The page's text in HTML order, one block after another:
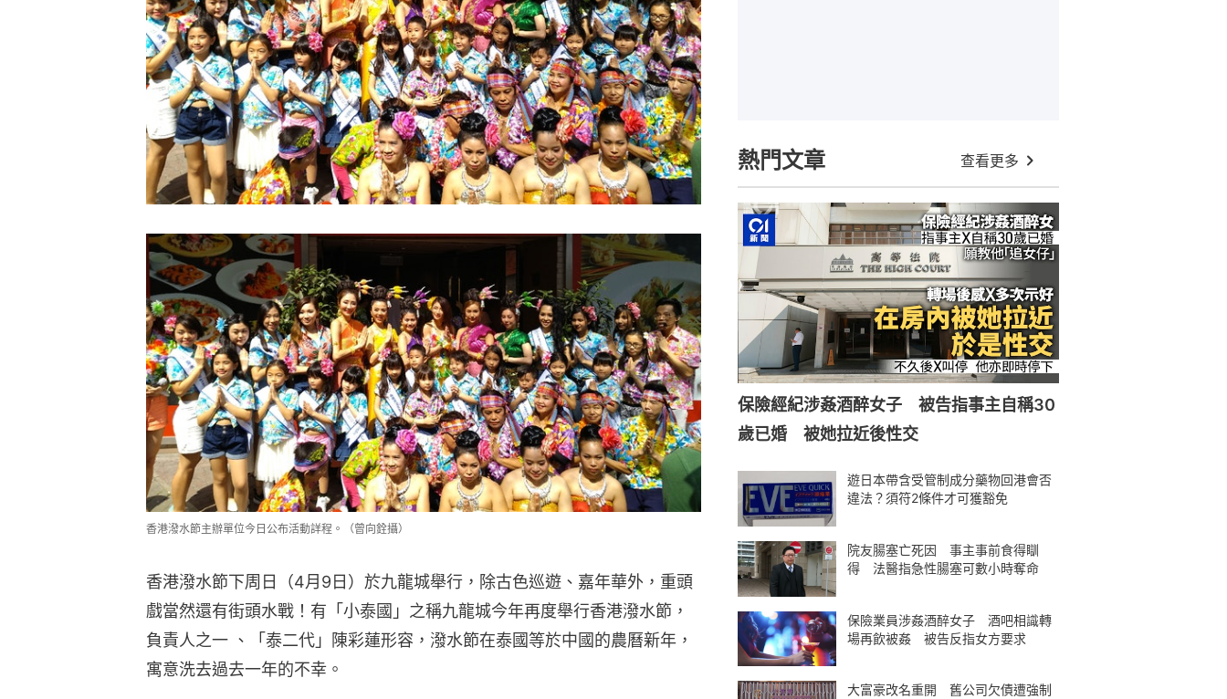
香港潑水節主辦單位今日公布活動詳程。（曾向銓攝）
香港潑水節下周日（4月9日）於九龍城舉行，除古色巡遊、嘉年華外，重頭
戲當然還有街頭水戰！有「小泰國」之稱九龍城今年再度舉行香港潑水節，
負責人之一 、「泰二代」陳彩蓮形容，潑水節在泰國等於中國的農曆新年，
寓意洗去過去一年的不幸。
熱門文章 查看更多
保險經紀涉姦酒醉女子 被告指事主自稱30
歲已婚 被她拉近後性交
遊日本帶含受管制成分藥物回港會否
違法？須符2條件才可獲豁免
院友腸塞亡死因 事主事前食得瞓
得 法醫指急性腸塞可數小時奪命
保險業員涉姦酒醉女子 酒吧相識轉
場再飲被姦 被告反指女方要求
大富豪改名重開 舊公司欠債遭強制